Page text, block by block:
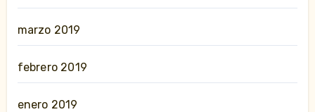
marzo 2019
febrero 2019
enero 2019